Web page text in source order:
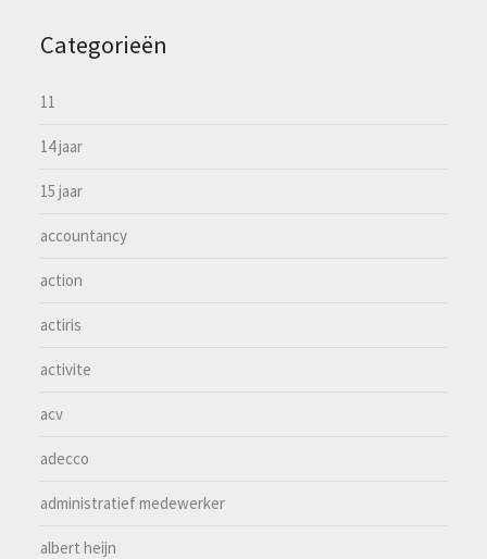
Categorieën
11
14 jaar
15 jaar
accountancy
action
actiris
activite
acv
adecco
administratief medewerker
albert heijn